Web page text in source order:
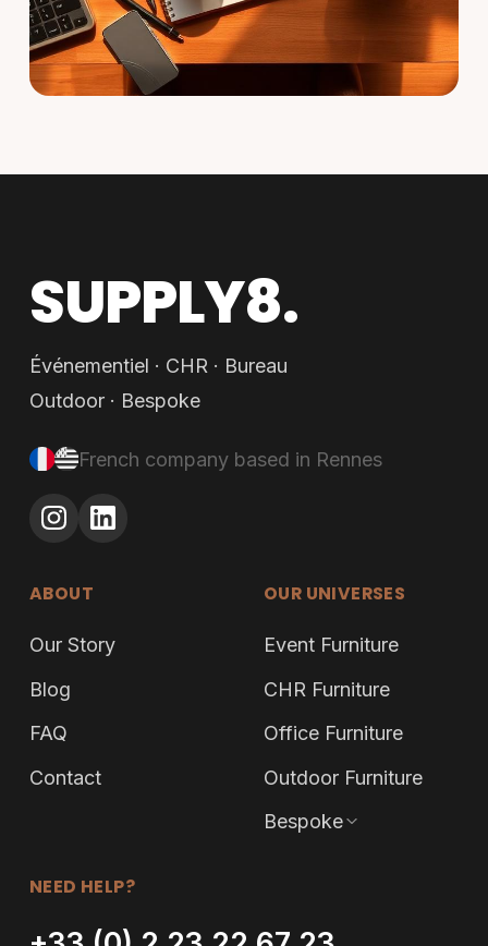
SUPPLY8.
Événementiel · CHR · Bureau
Outdoor · Bespoke
French company based in Rennes
ABOUT
Our Story
Blog
FAQ
Contact
OUR UNIVERSES
Event Furniture
CHR Furniture
Office Furniture
Outdoor Furniture
Bespoke
NEED HELP?